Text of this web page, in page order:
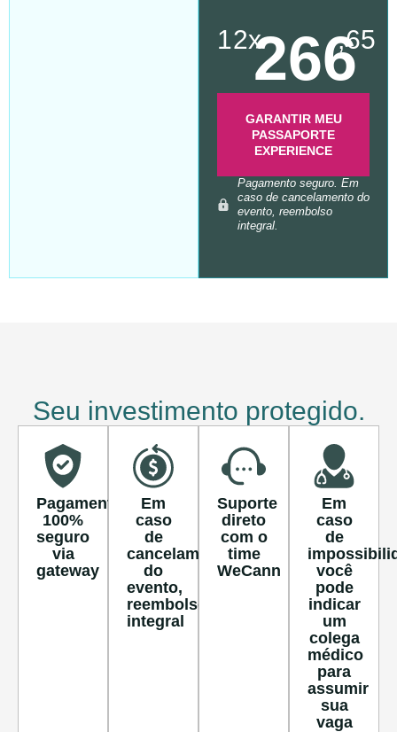
12x266,65
GARANTIR MEU
PASSAPORTE
EXPERIENCE
Pagamento seguro. Em
caso de cancelamento do
evento, reembolso
integral.
Seu investimento protegido.
Pagamento
100%
seguro
via
gateway
Em
caso
de
cancelamento
do
evento,
reembolso
integral
Suporte
direto
com o
time
WeCann
Em
caso
de
você
pode
indicar
um
colega
médico
para
assumir
sua
vaga